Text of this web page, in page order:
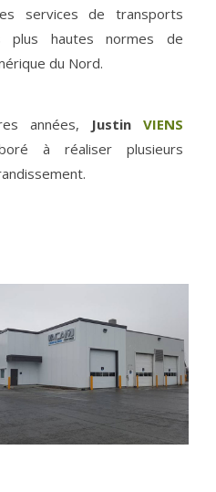
services de transports
plus hautes normes de
du Nord.
années, Justin
VIENS
à réaliser plusieurs